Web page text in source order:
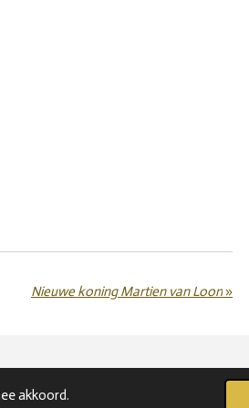
akkoord.
Nieuwe koning Martien van Loon»